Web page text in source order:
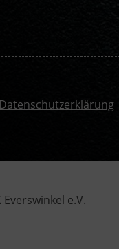
Datenschutzerklärung
Everswinkel e.V.